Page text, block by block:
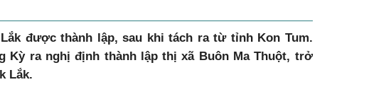
Lắk được thành lập, sau khi tách ra từ tỉnh Kon Tum.
Kỳ ra nghị định thành lập thị xã Buôn Ma Thuột, trở
Lắk.